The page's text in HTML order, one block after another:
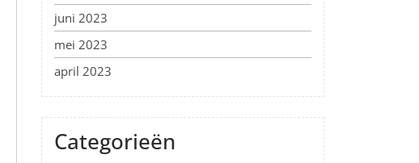
juni 2023
mei 2023
april 2023
Categorieën